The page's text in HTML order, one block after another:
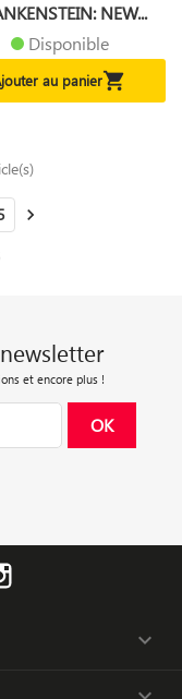
NEW...
Disponible
au panier

et encore plus !
